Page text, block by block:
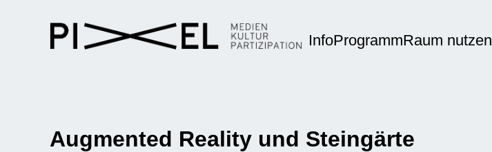
InfoProgrammRaum nutzen
Augmented Reality und Steingärte